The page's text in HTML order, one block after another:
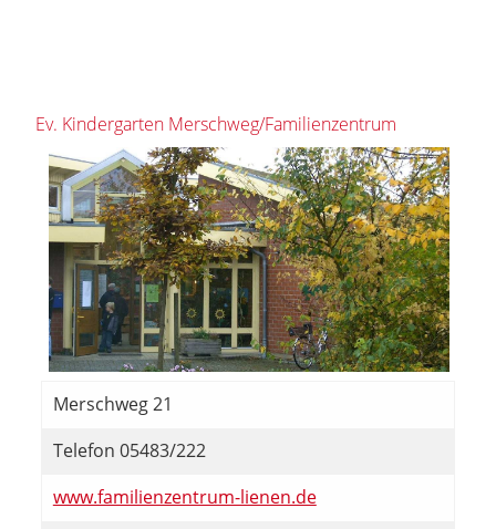
Ev. Kindergarten Merschweg/Familienzentrum
Merschweg 21
Telefon 05483/222
www.familienzentrum-lienen.de